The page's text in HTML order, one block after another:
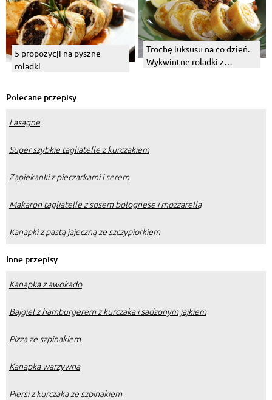
5 propozycji na pyszne
roladki
Trochę luksusu na co dzień.
Wykwintne roladki z
Polecane przepisy
Lasagne
Super szybkie tagliatelle z kurczakiem
Zapiekanki z pieczarkami i serem
Makaron tagliatelle z sosem bolognese i mozzarellą
Kanapki z pastą jajeczną ze szczypiorkiem
Inne przepisy
Kanapka z awokado
Bajgiel z hamburgerem z kurczaka i sadzonym jajkiem
Pizza ze szpinakiem
Kanapka warzywna
Piersi z kurczaka ze szpinakiem